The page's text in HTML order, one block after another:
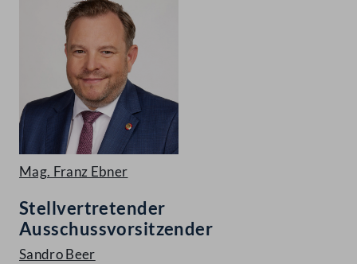
Mag. Franz Ebner
Stellvertretender
Ausschussvorsitzender
Sandro Beer